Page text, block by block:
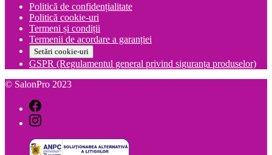
Politică de confidențialitate
Politică cookie-uri
Termeni și condiții
Termenii de acordare a garanției
Setări cookie-uri
GSPR (Regulamentul general privind siguranța produselor)
© SalonPro 2023